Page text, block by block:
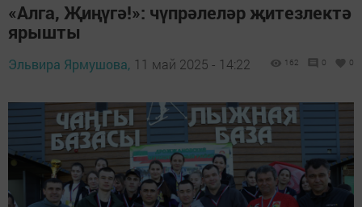
«Алга, Җиңүгә!»: чүпрәлеләр җитезлектә
ярышты
Эльвира Ярмушова, 11 май 2025 - 14:22 162 0 0